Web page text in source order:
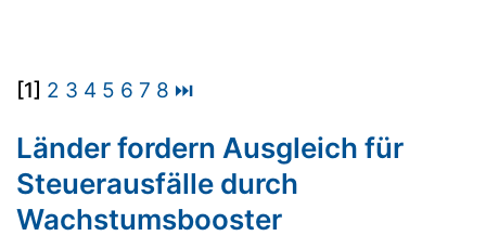
[1] 2 3 4 5 6 7 8 ⏭
Länder fordern Ausgleich für
Steuerausfälle durch
Wachstumsbooster